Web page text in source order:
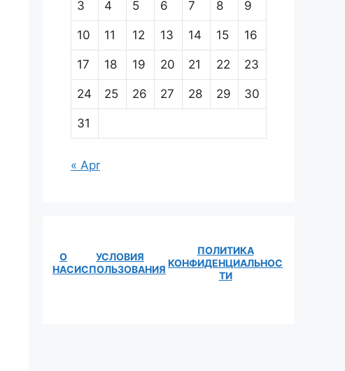
3 4 5 6 7 8 9
10 11 12 13 14 15 16
17 18 19 20 21 22 23
24 25 26 27 28 29 30
31
« Apr
О
НАС
УСЛОВИЯ
ИСПОЛЬЗОВАНИЯ
ПОЛИТИКА
КОНФИДЕНЦИАЛЬНОС
ТИ